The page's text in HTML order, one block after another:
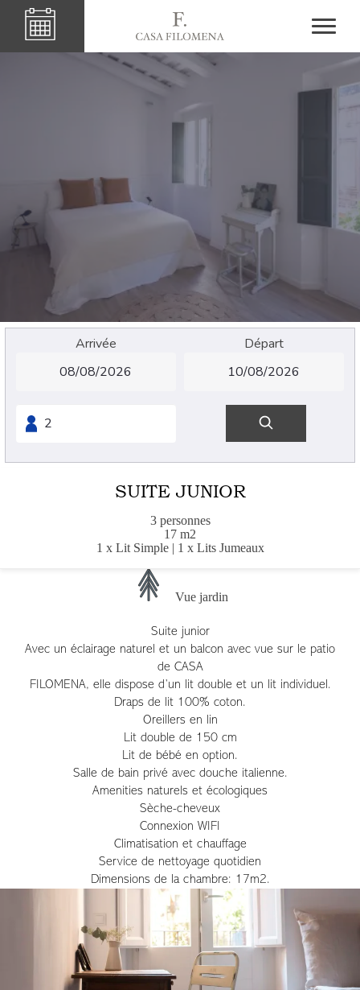
Arrivée Départ
SUITE JUNIOR
3 personnes
17 m2
1 x Lit Simple| 1 x Lits Jumeaux
Vue jardin
Suite junior
Avec un éclairage naturel et un balcon avec vue sur le patio
de CASA
FILOMENA, elle dispose d’un lit double et un lit individuel.
Draps de lit 100% coton.
Oreillers en lin
Lit double de 150 cm
Lit de bébé en option.
Salle de bain privé avec douche italienne.
Amenities naturels et écologiques
Sèche-cheveux
Connexion WIFI
Climatisation et chauffage
Service de nettoyage quotidien
Dimensions de la chambre: 17m2.